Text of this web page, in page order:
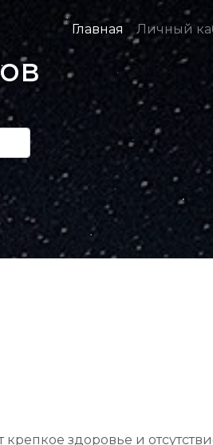
Главная Личный
здоровье и